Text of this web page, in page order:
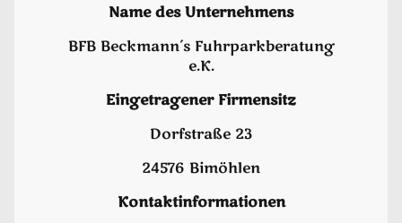
Name des Unternehmens
BFB Beckmann´s Fuhrparkberatung
e.K.
Eingetragener Firmensitz
Dorfstraße 23
24576 Bimöhlen
Kontaktinformationen